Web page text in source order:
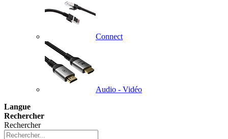
Connect
Audio - Vidéo
Langue
Rechercher
Rechercher